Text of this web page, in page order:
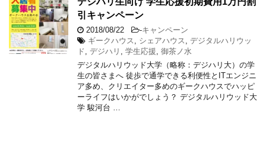
引キャンペーン
2018/08/22 -キャンペーン
ギークハウス
シェアハウス
デジタルハリウッ
ド デジハリ 学生応援 御茶ノ水
デジタルハリウッド大学（略称：デジハリ大）の学
生の皆さまへ 徒歩で通学できる利便性とITエンジニ
ア多め、クリエイター多めのギークハウスでハッピ
ーライフはいかがでしょう？ デジタルハリウッド大
学 駿河台 …